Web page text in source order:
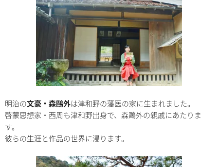
明治の文豪・森鷗外は津和野の藩医の家に生まれました。
啓蒙思想家・西周も津和野出身で、森鷗外の親戚にあたりま
す。
彼らの生涯と作品の世界に浸ります。